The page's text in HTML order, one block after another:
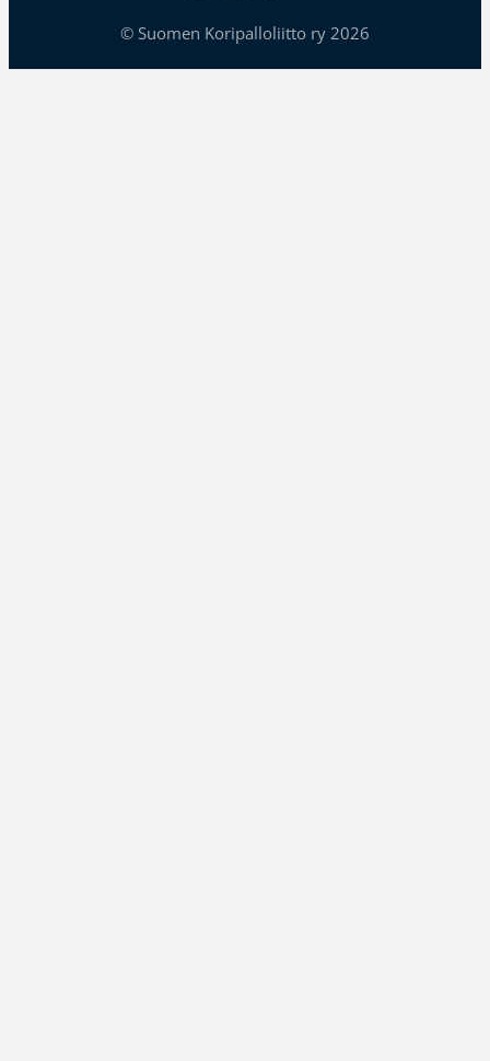
© Suomen Koripalloliitto ry 2026